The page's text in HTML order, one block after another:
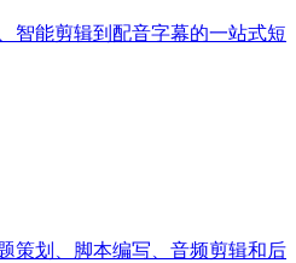
智能剪辑到配音字幕的一站式短
策划、脚本编写、音频剪辑和后